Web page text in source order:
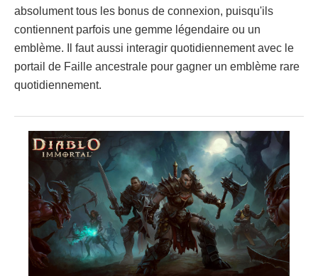
absolument tous les bonus de connexion, puisqu'ils
contiennent parfois une gemme légendaire ou un
emblème. Il faut aussi interagir quotidiennement avec le
portail de Faille ancestrale pour gagner un emblème rare
quotidiennement.